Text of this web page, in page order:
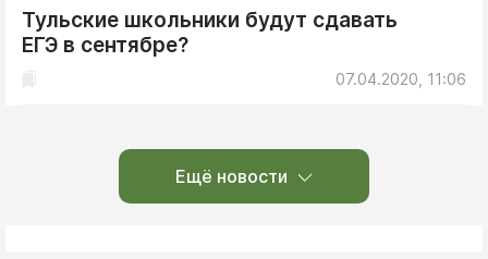
Тульские школьники будут сдавать
ЕГЭ в сентябре?
07.04.2020, 11:06
Ещё новости